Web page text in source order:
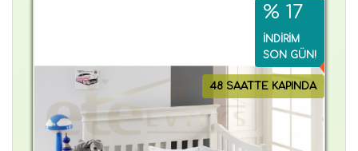
48 SAATTE KAPINDA
% 17
İNDİRİM
SON GÜN!